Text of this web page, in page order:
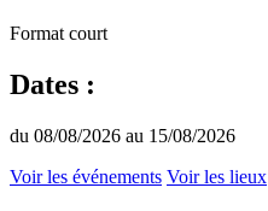
Format court
Dates :
du 08/08/2026 au 15/08/2026
Voir les événements Voir les lieux